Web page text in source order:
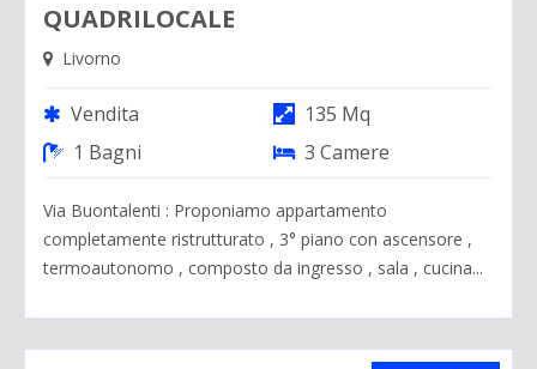
QUADRILOCALE
Livorno
Vendita
135 Mq
1 Bagni
3 Camere
Via Buontalenti : Proponiamo appartamento
completamente ristrutturato , 3° piano con ascensore ,
termoautonomo , composto da ingresso , sala , cucina...